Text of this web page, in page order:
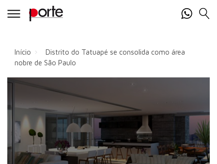
Início
Distrito do Tatuapé se consolida como área
nobre de São Paulo